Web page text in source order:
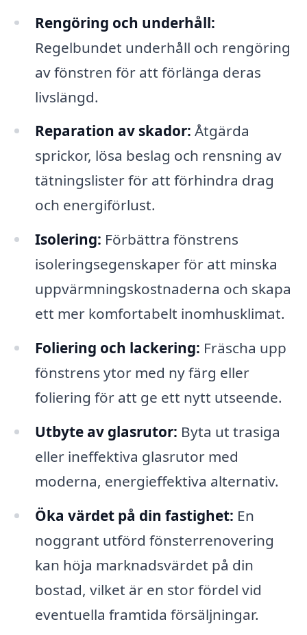
Rengöring och underhåll:
Regelbundet underhåll och rengöring
av fönstren för att förlänga deras
livslängd.
Reparation av skador: Åtgärda
sprickor, lösa beslag och rensning av
tätningslister för att förhindra drag
och energiförlust.
Isolering: Förbättra fönstrens
isoleringsegenskaper för att minska
uppvärmningskostnaderna och skapa
ett mer komfortabelt inomhusklimat.
Foliering och lackering: Fräscha upp
fönstrens ytor med ny färg eller
foliering för att ge ett nytt utseende.
Utbyte av glasrutor: Byta ut trasiga
eller ineffektiva glasrutor med
moderna, energieffektiva alternativ.
Öka värdet på din fastighet: En
noggrant utförd fönsterrenovering
kan höja marknadsvärdet på din
bostad, vilket är en stor fördel vid
eventuella framtida försäljningar.